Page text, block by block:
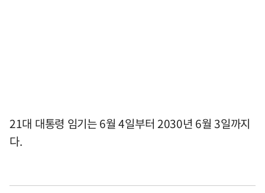
21대 대통령 임기는 6월 4일부터 2030년 6월 3일까지
다.